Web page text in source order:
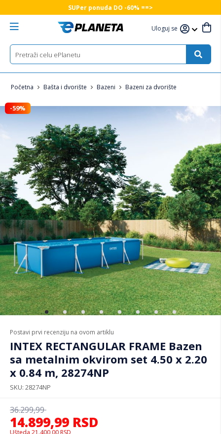
SUPer ponuda DO -60% ==>
Uloguj se
Početna Bašta i dvorište Bazeni Bazeni za dvorište
Postavi prvi recenziju na ovom artiklu
INTEX RECTANGULAR FRAME Bazen
sa metalnim okvirom set 4.50 x 2.20
x 0.84 m, 28274NP
SKU 28274NP
14.899,99 RSD
36.299,99
Ušteda 21.400,00 RSD
-59%